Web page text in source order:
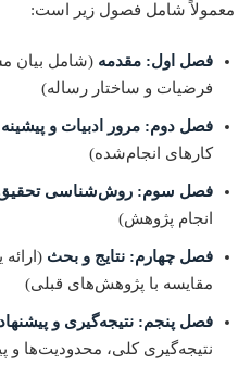
معمولاً شامل فصول زیر است:
فصل اول: مقدمه (شامل بیان
فرضیات و ساختار رساله)
فصل دوم: مرور ادبیات و
کارهای انجام‌شده)
فصل سوم: روش‌شناسی
انجام پژوهش)
فصل چهارم: نتایج و بحث (ارائه
مقایسه با پژوهش‌های قبلی)
فصل پنجم: نتیجه‌گیری و
نتیجه‌گیری کلی، محدودیت‌ها و